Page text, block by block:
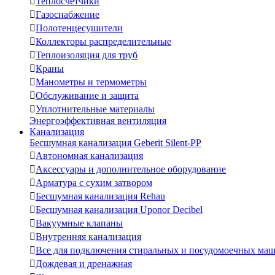
Газоснабжение
Полотенцесушители
Коллекторы распределительные
Теплоизоляция для труб
Краны
Манометры и термометры
Обслуживание и защита
Уплотнительные материалы
Энергоэффективная вентиляция
Канализация
Бесшумная канализация Geberit Silent-PP
Автономная канализация
Аксессуары и дополнительное оборудование
Арматура с сухим затвором
Бесшумная канализация Rehau
Бесшумная канализация Uponor Decibel
Вакуумные клапаны
Внутренняя канализация
Все для подключения стиральных и посудомоечных
Дождевая и дренажная